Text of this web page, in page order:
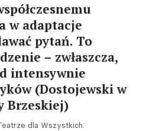
w adaptacje
pytań. To
– zwłaszcza,
intensywnie
(Dostojewski w
Brzeskiej)
dla Wszystkich.